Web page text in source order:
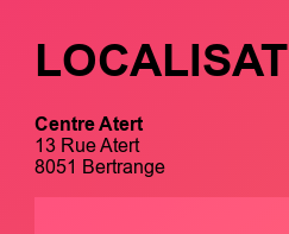
Centre Atert
13 Rue Atert
8051 Bertrange